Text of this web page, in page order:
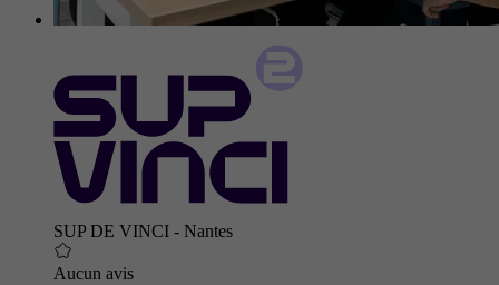
SUP DE VINCI - Nantes
Aucun avis